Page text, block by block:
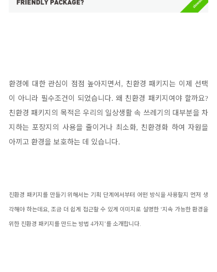
환경에 대한 관심이 점점 높아지면서 , 친환경 패키지는 이제 선택
이 아니라 필수조건이 되었습니다.왜 친환경 패키지여야 할까요?
친환경 패키지의 목적은 우리의 일상생활 속 쓰레기의 대부분을 차
지하는 포장지의 사용을 줄이거나 최소화, 친환경화 하여 자원을
아끼고 환경을 보호하는 데 있습니다.
친환경 패키지를 만들기 위해서는 기획 단계에서부터 어떤 방식을 사용할지 먼저 생
각해야 하는데요, 조금 더 쉽게 접근할 수 있게 이미지로 설명한 ‘지속 가능한 환경을
위한 친환경 패키지를 만드는 방법 4가지 ’를 소개합니다.